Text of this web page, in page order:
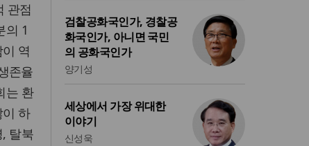
관점
의 1
역
존율
는 환
하
탈북
검찰공화국인가, 경찰공
화국인가, 아니면 국민
의 공화국인가
양기성
세상에서 가장 위대한
이야기
신성욱